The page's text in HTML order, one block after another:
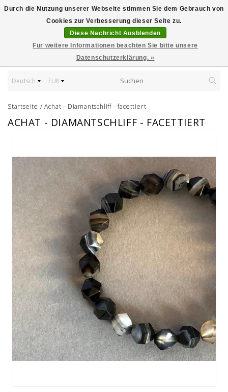
Deutsch EUR
Startseite /Achat - Diamantschliff - facettiert
ACHAT - DIAMANTSCHLIFF - FACETTIERT
Durch die Nutzung unserer Webseite stimmen Sie dem Gebrauch von
Cookies zur Verbesserung dieser Seite zu.
Diese Nachricht Ausblenden
Für weitere Informationen beachten Sie bitte unsere
Datenschutzerklärung. »